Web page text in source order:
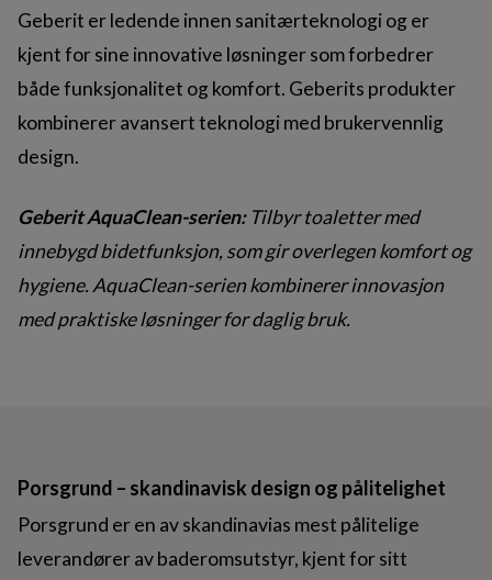
Geberit er ledende innen sanitærteknologi og er
kjent for sine innovative løsninger som forbedrer
både funksjonalitet og komfort. Geberits produkter
kombinerer avansert teknologi med brukervennlig
design.
Geberit AquaClean-serien:Tilbyr toaletter med
innebygd bidetfunksjon, som gir overlegen komfort og
hygiene. AquaClean-serien kombinerer innovasjon
med praktiske løsninger for daglig bruk.
Porsgrund – skandinavisk design og pålitelighet
Porsgrund er en av skandinavias mest pålitelige
leverandører av baderomsutstyr, kjent for sitt